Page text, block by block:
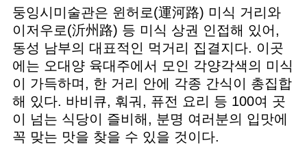
둥잉시미술관은 윈허로(運河路) 미식 거리와
이저우로(沂州路) 등 미식 상권 인접해 있어,
동성 남부의 대표적인 먹거리 집결지다. 이곳
에는 오대양 육대주에서 모인 각양각색의 미식
이 가득하며, 한 거리 안에 각종 간식이 총집합
해 있다. 바비큐, 훠궈, 퓨전 요리 등 100여 곳
이 넘는 식당이 즐비해, 분명 여러분의 입맛에
꼭 맞는 맛을 찾을 수 있을 것이다.